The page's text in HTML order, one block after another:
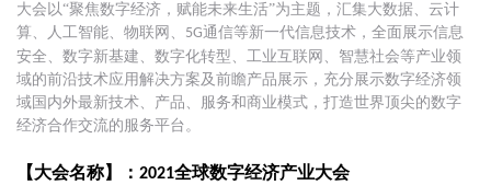
大会以“聚焦数字经济，赋能未来生活”为主题，汇集大数据、云计
算、人工智能、物联网、 5G通信等新一代信息技术，全面展示信息
安全、数字新基建、数字化转型、工业互联网、智慧社会等产业领
域的前沿技术应用解决方案及前瞻产品展示，充分展示数字经济领
域国内外最新技术、产品、服务和商业模式，打造世界顶尖的数字
经济合作交流的服务平台。
【大会名称】： 2021全球数字经济产业大会